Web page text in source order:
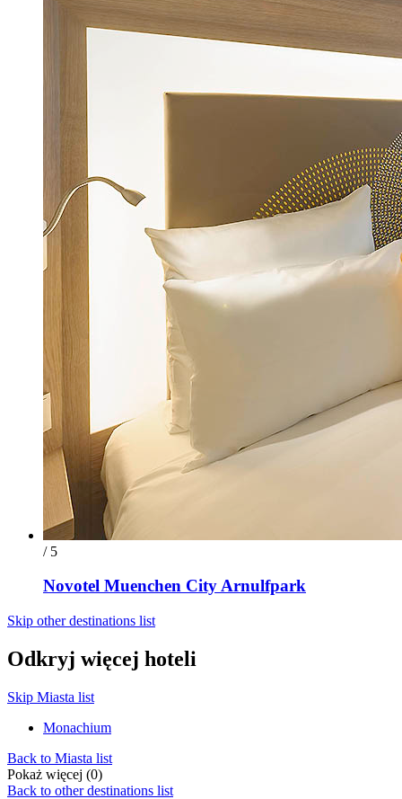
/ 5
Novotel Muenchen City Arnulfpark
Skip other destinations list
Odkryj więcej hoteli
Skip Miasta list
Monachium
Back to Miasta list
Pokaż więcej (0)
Back to other destinations list